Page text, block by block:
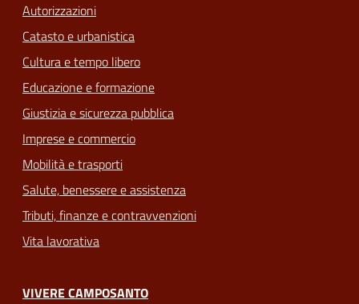
Autorizzazioni
Catasto e urbanistica
Cultura e tempo libero
Educazione e formazione
Giustizia e sicurezza pubblica
Imprese e commercio
Mobilità e trasporti
Salute, benessere e assistenza
Tributi, finanze e contravvenzioni
Vita lavorativa
VIVERE CAMPOSANTO